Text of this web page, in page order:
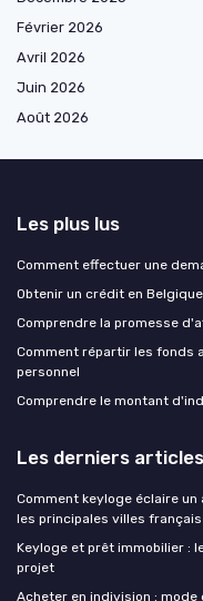
Février 2026
Avril 2026
Juin 2026
Août 2026
Les plus lus
Comment effectuer une
Obtenir un crédit en
Comprendre la promesse
Comment répartir les fonds
personnel
Comprendre le montant
Les derniers articles
Comment keyloge éclaire
les principales villes
Keyloge et prêt immobilier :
projet
Acheter en indivision : mode